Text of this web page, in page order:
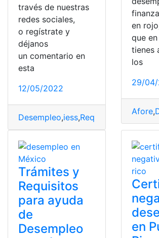
través de nuestras
redes sociales,
o regístrate y
déjanos
un comentario en
esta
12/05/2022
Desempleo,iess,Requisitos seguro ,
en
que
tienes
los
29/
Afore,
Trámites y
Requisitos
para ayuda
de
Desempleo
en